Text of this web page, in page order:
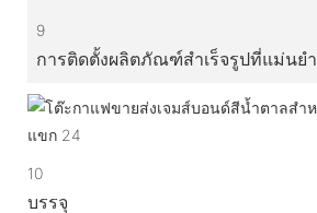
9
การติดตั้งผลิตภัณฑ์สำเร็จรูปที่แม่นยำ
10
บรรจุ